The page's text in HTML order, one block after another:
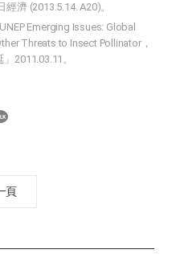
濟 (2013.5.14. A20)。
Emerging Issues: Global
Threats to Insect Pollinator，
2011.03.11。
頁